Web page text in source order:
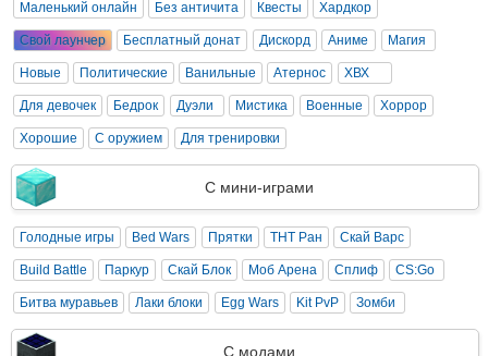
Маленький онлайн Без античита Квесты Хардкор
Свой лаунчер Бесплатный донат Дискорд Аниме Магия
Новые Политические Ванильные Атернос ХВХ
Для девочек Бедрок Дуэли Мистика Военные Хоррор
Хорошие С оружием Для тренировки
С мини-играми
Голодные игры Bed Wars Прятки ТНТ Ран Скай Варс
Build Battle Паркур Скай Блок Моб Арена Сплиф CS:Go
Битва муравьев Лаки блоки Egg Wars Kit PvP Зомби
С модами